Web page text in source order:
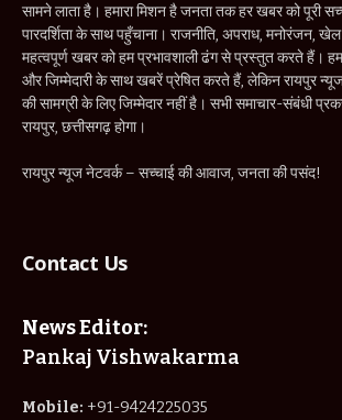
सामने लाता है। हमारा मिशन है जनता तक हर खबर को पूरी
पारदर्शिता के साथ पहुँचाना। राजनीति, अपराध, मनोरंजन,
महत्वपूर्ण खबर को हम प्रभावशाली ढंग से प्रस्तुत करते हैं।
और जिम्मेदारी के साथ खबरें प्रेषित करते हैं, लेकिन रायपुर
की सामग्री के लिए जिम्मेदार नहीं है। सभी समाचार-संबंधी
रायपुर, छत्तीसगढ़ होगा।
रायपुर न्यूज नेटवर्क – सच्चाई की आवाज, जनता की पसंद!
Contact Us
News Editor:
Pankaj Vishwakarma
Mobile: +91-9424225035